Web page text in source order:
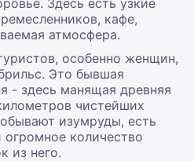
Здесь есть узкие
кафе,
атмосфера.
особенно женщин,
Это бывшая
- здесь манящая древняя
чистейших
изумруды, есть
количество
из него.